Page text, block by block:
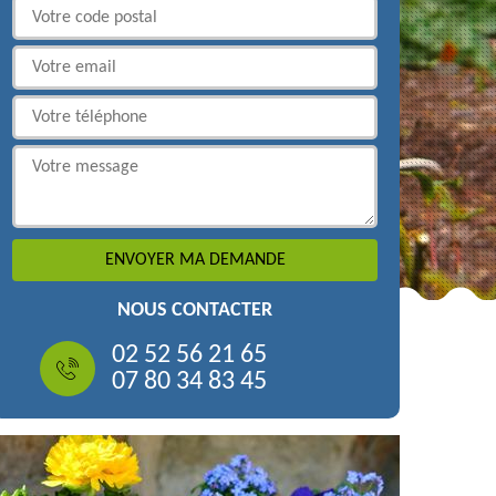
NOUS CONTACTER
02 52 56 21 65
07 80 34 83 45